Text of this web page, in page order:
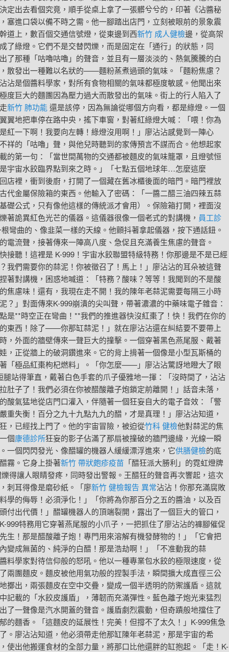
定出去看個究竟，順手從桌上拿了一張髒兮兮的，印著《沾醬秘
塞進口袋以備不時之需。他一腳踏出店門，立刻被眼前的景象震
道上，數百個交通信號燈，從東邊到西新竹 成人健檢邊，從高架
了綠燈。它們不是交替閃爍，而是固定在「通行」的狀態，同
了那種「咕嚕咕嚕」的聲音，並且有一層淡淡的、熱氣騰騰的白
散發出一種難以名狀的——麵粉蒸煮過頭的氣味。「麵粉焦慮？
沾是個醬料學家，對所有食物相關的氣味都極度敏感。他聞出來
度巨大的麵團因為壓力過大而散發出的氣味。街上的行人陷入了
新竹 肺功能 還是該停，因為無論從哪個方向看，都是綠燈。一個
翼地把車停在路中央，搖下車窗，對著紅綠燈大喊：「喂！你為
紅一下啊！我要向左轉！綠燈沒用啊！」廖沾沾感覺到一陣心
祥的「咕嚕」聲，與他兒時聽到的家傳預言不謀而合。他想起家
的第一句：「當世間萬物的交通都被麵皮的氣味籠罩，且燈號恒
宇宙水餃臨界點到來之時。」「七點五個地球年…怎麼這麼
店裡，衝到後廚，打開了一個藏在舊冰櫃後面的暗門。暗門裡放
代金屬保險箱的東西。他輸入了密碼：「一醬二醋三油四辣五蒜
礎公式，只有像他這樣的傳統派才會用）。保險箱打開，裡面沒
著詭異紅色光芒的儀器。這儀器很像一個老式的對講機， 員工診
彎曲的、像韭菜一樣的天線。他顫抖著拿起儀器，按下通話鈕。
流聲，接著傳來一陣高八度、急促且充滿養生焦慮的聲音。
接聽！這裡是 K-999！宇宙水餃聯盟特級特務！你那邊是不是已經
我們需要你的蒜泥！你被徵召了！馬上！」廖沾沾的耳朵被這聲
著對講機，困惑地喊道：「特務？酸味？等等！我聞到的不是酸
焦慮味！還有，我現在走不開！我的陳年老蒜泥需要每隔三小時
？」對面傳來K-999崩潰的尖叫聲，帶著濃濃的中藥味電子雜音：
是**時空正在彎曲！**我們的推進器快沒紅棗了！快！我們在你的
東西！除了——你那缸蒜泥！」就在廖沾沾還在糾結要不要帶上
，外面的牆壁傳來一聲巨大的撞擊。一個穿著黑色燕尾服、戴著
，正從牆上的破洞鑽進來。它的背上揹著一個像是小型瓦斯桶的
「極品紅棗枸杞燃料」。「你怎麼——」廖沾沾驚訝地瞪大了眼
腿站得筆直，戴著白色手套的爪子優雅地一揮：「沒時間了，沾沾
肚子了！我們必須在你被醋酸離子炮鎖定前離開！」話音未落，
酸氣猛地從店門口灌入，伴隨著一個狂妄自大的電子音效：「警
重失衡！百分之九十九點九九的醋，才是真理！」廖沾沾知道，
，已經找上門了。他的宇宙冒險，被迫從竹科 健檢他對蒜泥的焦
個康德診所狂妄的影子佔滿了那扇被撞破的牆門邊緣，光線一瞬
一個閃閃發光、像醋罐的機器人緩緩漂浮進來，它供膳健檢的底
霧。它身上掛著新竹 帶狀皰疹疫苗 「醋狂派大勝利」的霓虹燈牌
得讓人眼睛發疼，同時發出警報。王醋狂的聲音再次響起，這次
刺耳得像是磨砂紙。「廖新竹 健檢報告 異常沾沾！你那充滿腐敗
學的侮辱！必須淨化！」「你將為你那百分之五的醬油，以及百
付出代價！」醋罐機器人的頂端裂開，露出了一個巨大的管口，
999特務用它穿著燕尾服的小爪子，一把抓住了廖沾沾的褲腳催促
生！那是醋酸離子炮！專門用來溶解有機發酵物的！」「它會把
變成無菌的、純淨的白醋！那是浩劫啊！」「不准動我的蒜
料學家對待信仰般的怒吼。他以一種專業包水餃的極限速度，從
兩團麵皮。麵皮被他用氣功般的捏製手法，瞬間擴大成直徑三公
擲出，兩張麵皮在空中交疊，變成一個半透明的防禦護盾。這就
記載的「水餃皮護盾」，薄韌而充滿彈性。藍色離子炮光束猛烈
了一聲像是汽水開蓋的聲音。護盾劇烈震動，但奇蹟般地擋住了
的麵香。「這麵皮的延展性！完美！但撐不了太久！」K-999焦急
。廖沾沾知道，他必須帶走他那缸陳年老蒜泥，那是宇宙的希
使出他搬運食材的全部力量，將那口比他還胖的缸抱起。「走！K-